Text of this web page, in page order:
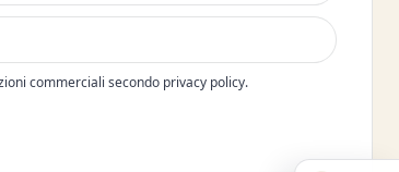
commerciali secondo privacy policy.